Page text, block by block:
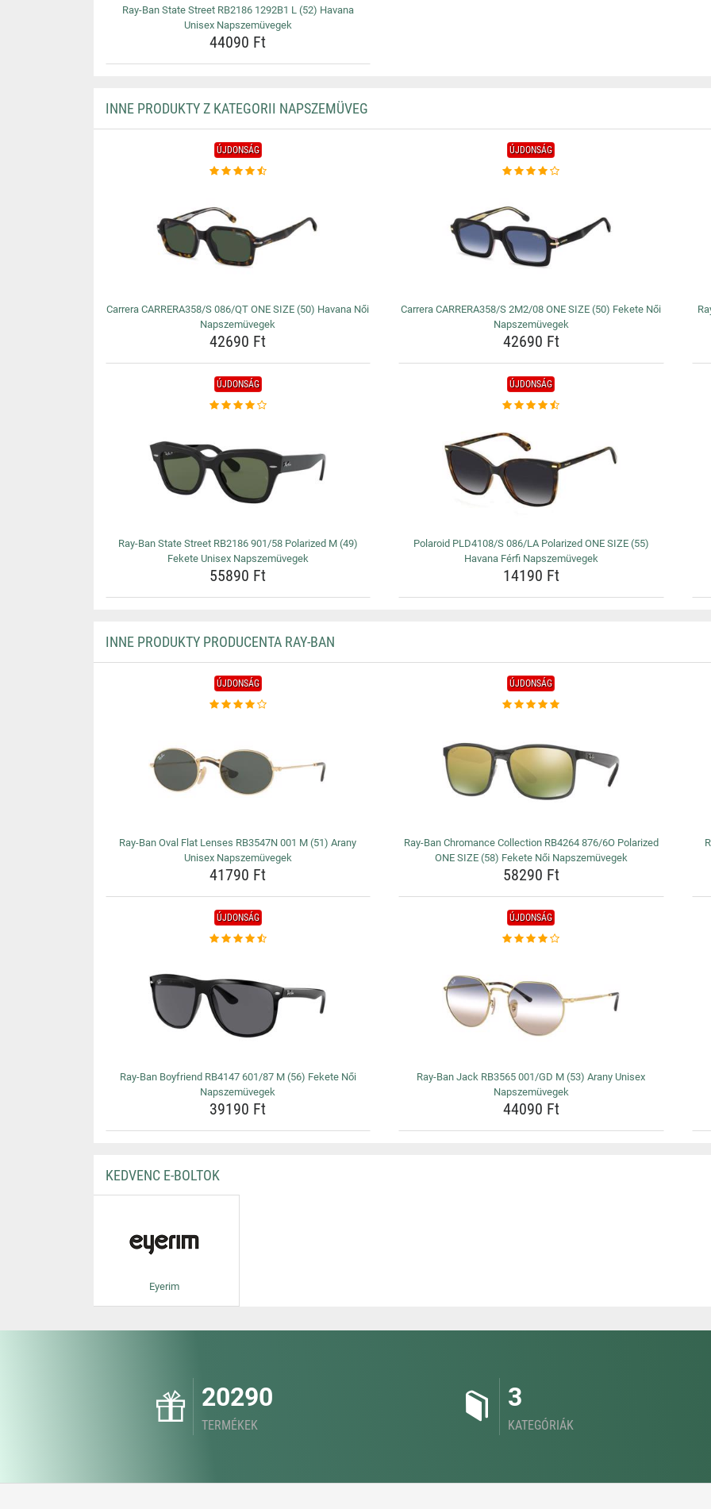
Ray-Ban State Street RB2186 1292B1 L (52) Havana
Unisex Napszemüvegek
44090 Ft
INNE PRODUKTY Z KATEGORII NAPSZEMÜVEG
ÚJDONSÁG
Carrera CARRERA358/S 086/QT ONE SIZE (50) Havana Női
Napszemüvegek
42690 Ft
ÚJDONSÁG
Carrera CARRERA358/S 2M2/08 ONE SIZE (50) Fekete Női
Napszemüvegek
42690 Ft
ÚJDONSÁG
Ray-Ban State Street RB2186 901/58 Polarized M (49)
Fekete Unisex Napszemüvegek
55890 Ft
ÚJDONSÁG
Polaroid PLD4108/S 086/LA Polarized ONE SIZE (55)
Havana Férfi Napszemüvegek
14190 Ft
INNE PRODUKTY PRODUCENTA RAY-BAN
ÚJDONSÁG
Ray-Ban Oval Flat Lenses RB3547N 001 M (51) Arany
Unisex Napszemüvegek
41790 Ft
ÚJDONSÁG
Ray-Ban Chromance Collection RB4264 876/6O Polarized
ONE SIZE (58) Fekete Női Napszemüvegek
58290 Ft
ÚJDONSÁG
Ray-Ban Boyfriend RB4147 601/87 M (56) Fekete Női
Napszemüvegek
39190 Ft
ÚJDONSÁG
Ray-Ban Jack RB3565 001/GD M (53) Arany Unisex
Napszemüvegek
44090 Ft
KEDVENC E-BOLTOK
Eyerim
20290
TERMÉKEK
3
KATEGÓRIÁK